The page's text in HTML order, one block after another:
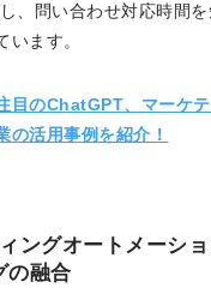
、問い合わせ対応時間
います。
目のChatGPT、マーケ
の活用事例を紹介！
ングオートメーシ
の融合